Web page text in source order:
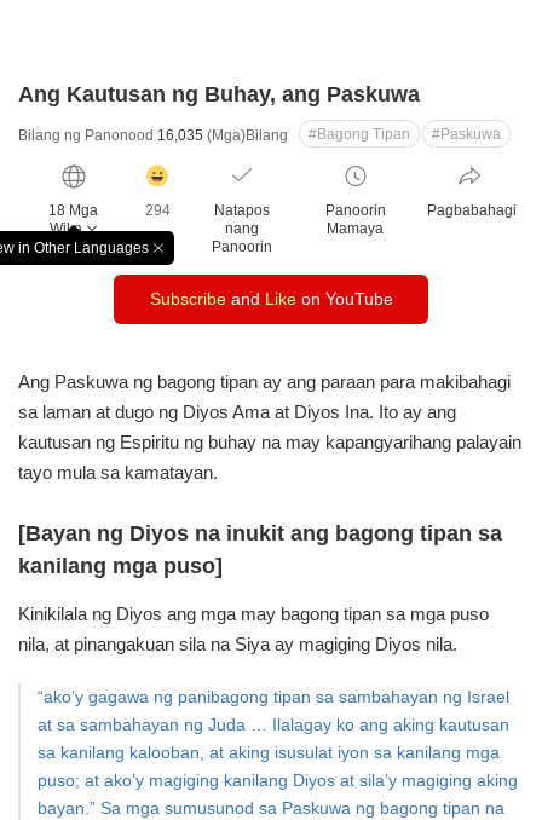
Ang Kautusan ng Buhay, ang Paskuwa
Bilang ng Panonood 16,035 (Mga)Bilang #Bagong Tipan #Paskuwa
18 Mga
Wika
in Other Languages
창
기
클
릭
수
294
Natapos
nang
Panoorin
Panoorin
Mamaya
Pagbabahagi
Subscribeand Likeon YouTube
Ang Paskuwa ng bagong tipan ay ang paraan para makibahagi
sa laman at dugo ng Diyos Ama at Diyos Ina. Ito ay ang
kautusan ng Espiritu ng buhay na may kapangyarihang palayain
tayo mula sa kamatayan.
[Bayan ng Diyos na inukit ang bagong tipan sa
kanilang mga puso]
Kinikilala ng Diyos ang mga may bagong tipan sa mga puso
nila, at pinangakuan sila na Siya ay magiging Diyos nila.
“ako’y gagawa ng panibagong tipan sa sambahayan ng Israel
at sa sambahayan ng Juda … Ilalagay ko ang aking kautusan
sa kanilang kalooban, at aking isusulat iyon sa kanilang mga
puso; at ako’y magiging kanilang Diyos at sila’y magiging aking
bayan.” Sa mga sumusunod sa Paskuwa ng bagong tipan na